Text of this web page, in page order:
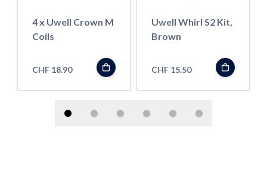
4 x Uwell Crown M
Coils
CHF 18.90
Uwell Whirl S2 Kit,
Brown
CHF 15.50